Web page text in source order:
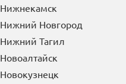
Нижнекамск
Нижний Новгород
Нижний Тагил
Новоалтайск
Новокузнецк